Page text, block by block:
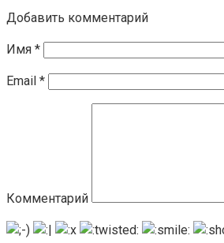
Добавить комментарий
Имя *
Email *
Комментарий